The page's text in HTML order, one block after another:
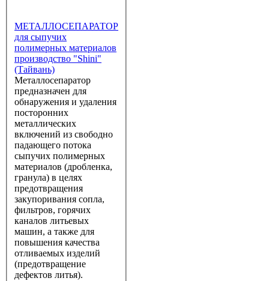
МЕТАЛЛОСЕПАРАТОР
для сыпучих
полимерных материалов
производство "Shini"
(Тайвань)
Металлосепаратор
предназначен для
обнаружения и удаления
посторонних
металлических
включений из свободно
падающего потока
сыпучих полимерных
материалов (дробленка,
гранула) в целях
предотвращения
закупоривания сопла,
фильтров, горячих
каналов литьевых
машин, а также для
повышения качества
отливаемых изделий
(предотвращение
дефектов литья).